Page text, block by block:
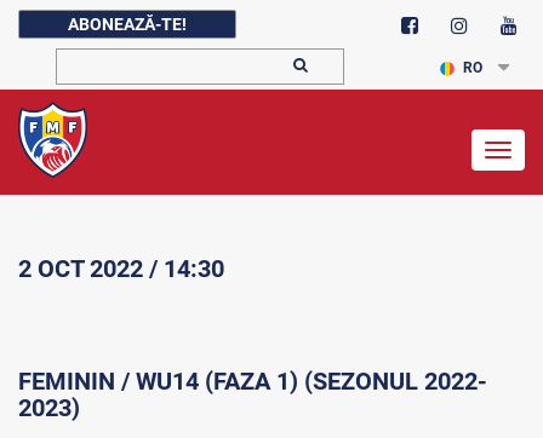
ABONEAZĂ-TE!
RO
2 OCT 2022 / 14:30
FEMININ / WU14 (FAZA 1) (SEZONUL 2022-
2023)